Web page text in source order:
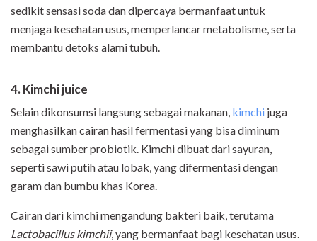
sedikit sensasi soda dan dipercaya bermanfaat untuk
menjaga kesehatan usus, memperlancar metabolisme, serta
membantu detoks alami tubuh.
4. Kimchi juice
Selain dikonsumsi langsung sebagai makanan, kimchi juga
menghasilkan cairan hasil fermentasi yang bisa diminum
sebagai sumber probiotik. Kimchi dibuat dari sayuran,
seperti sawi putih atau lobak, yang difermentasi dengan
garam dan bumbu khas Korea.
Cairan dari kimchi mengandung bakteri baik, terutama
Lactobacillus kimchii, yang bermanfaat bagi kesehatan usus.